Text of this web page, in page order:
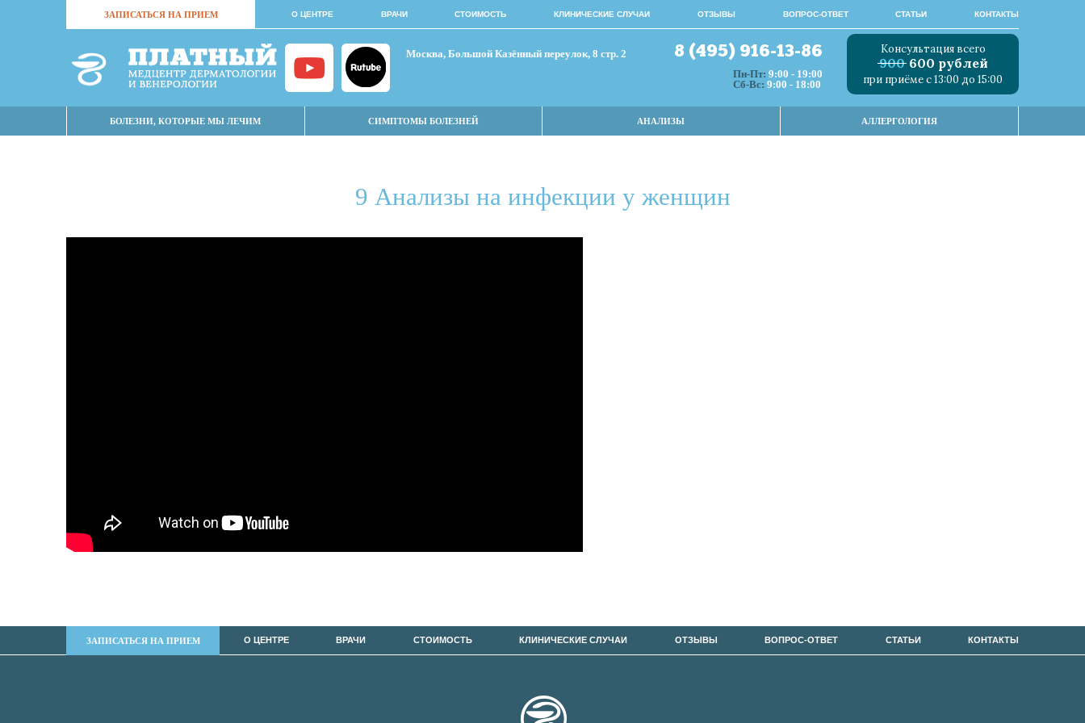
ЗАПИСАТЬСЯ НА ПРИЕМ О ЦЕНТРЕ ВРАЧИ СТОИМОСТЬ КЛИНИЧЕСКИЕ СЛУЧАИ ОТЗЫВЫ ВОПРОС-ОТВЕТ СТАТЬИ КОНТАКТЫ
Москва, Большой Казённый переулок, 8 стр. 2 8 (495) 916-13-86
Пн-Пт: 9:00 - 19:00
Сб-Вс: 9:00 - 18:00
Консультация всего
900 600 рублей
при приёме с 13:00 до 15:00
БОЛЕЗНИ, КОТОРЫЕ МЫ ЛЕЧИМ СИМПТОМЫ БОЛЕЗНЕЙ АНАЛИЗЫ АЛЛЕРГОЛОГИЯ
9 Анализы на инфекции у женщин
ЗАПИСАТЬСЯ НА ПРИЕМ О ЦЕНТРЕ ВРАЧИ СТОИМОСТЬ КЛИНИЧЕСКИЕ СЛУЧАИ ОТЗЫВЫ ВОПРОС-ОТВЕТ СТАТЬИ КОНТАКТЫ